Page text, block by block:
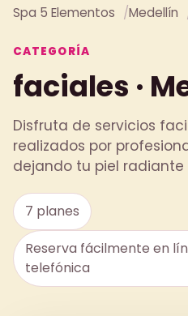
Spa 5 Elementos Medellín
CATEGORÍA
faciales ·
Disfruta de servicios
realizados por
dejando tu piel radiante
7 planes
Reserva fácilmente en
telefónica